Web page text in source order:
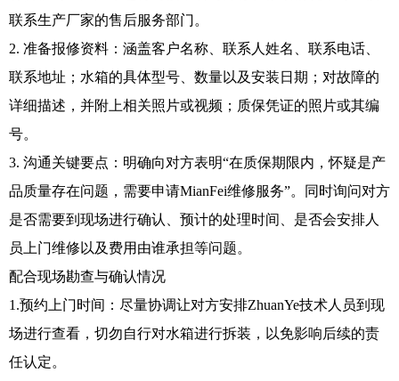
联系生产厂家的售后服务部门。
2. 准备报修资料：涵盖客户名称、联系人姓名、联系电话、
联系地址；水箱的具体型号、数量以及安装日期；对故障的
详细描述，并附上相关照片或视频；质保凭证的照片或其编
号。
3. 沟通关键要点：明确向对方表明“在质保期限内，怀疑是产
品质量存在问题，需要申请MianFei维修服务”。同时询问对方
是否需要到现场进行确认、预计的处理时间、是否会安排人
员上门维修以及费用由谁承担等问题。
配合现场勘查与确认情况
1.预约上门时间：尽量协调让对方安排ZhuanYe技术人员到现
场进行查看，切勿自行对水箱进行拆装，以免影响后续的责
任认定。